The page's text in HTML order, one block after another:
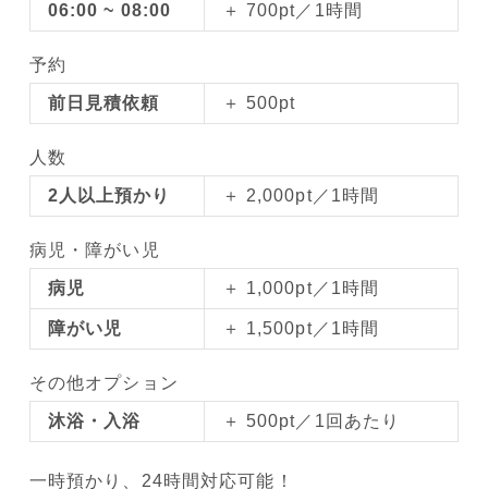
06:00 ~ 08:00 ＋ 700pt／1時間
予約
前日見積依頼 ＋ 500pt
人数
2人以上預かり ＋ 2,000pt／1時間
病児・障がい児
病児 ＋ 1,000pt／1時間
障がい児 ＋ 1,500pt／1時間
その他オプション
沐浴・入浴 ＋ 500pt／1回あたり
一時預かり、24時間対応可能！